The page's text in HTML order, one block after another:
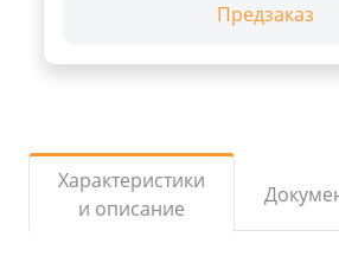
Предзаказ
Характеристики
и описание